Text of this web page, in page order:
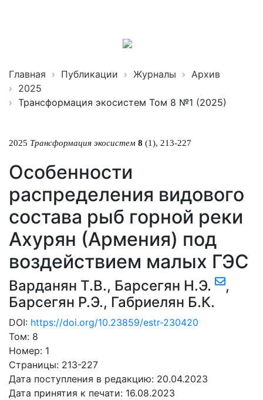
Главная Публикации Журналы
Архив
2025
Трансформация экосистем Том 8 №1 (2025)
2025 Трансформация экосистем 8 (1), 213-227
Особенности
распределения видового
состава рыб горной реки
Ахурян (Армения) под
воздействием малых ГЭС
Варданян Т.В., Барсегян Н.Э.
,
Барсегян Р.Э., Габриелян Б.К.
DOI: https://doi.org/10.23859/estr-230420
Том: 8
Номер: 1
Страницы: 213-227
Дата поступления в редакцию: 20.04.2023
Дата принятия к печати: 16.08.2023